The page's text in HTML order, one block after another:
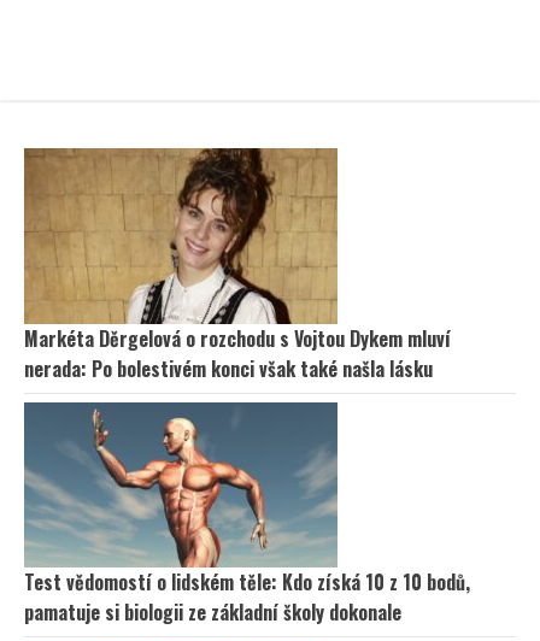
Markéta Děrgelová o rozchodu s Vojtou Dykem mluví
nerada: Po bolestivém konci však také našla lásku
Test vědomostí o lidském těle: Kdo získá 10 z 10 bodů,
pamatuje si biologii ze základní školy dokonale